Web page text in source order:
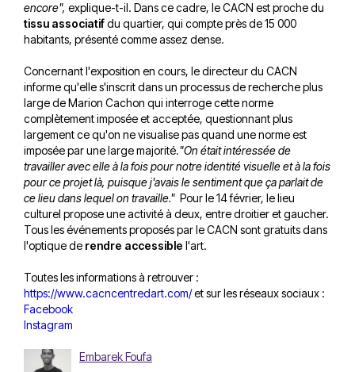
encore", explique-t-il. Dans ce cadre, le CACN est proche du
tissu associatifdu quartier, qui compte près de 15 000
habitants, présenté comme assez dense.
Concernant l'exposition en cours, le directeur du CACN
informe qu'elle s'inscrit dans un processus de recherche plus
large de Marion Cachon qui interroge cette norme
complètement imposée et acceptée, questionnant plus
largement ce qu'on ne visualise pas quand une norme est
imposée par une large majorité."On était intéressée de
travailler avec elle à la fois pour notre identité visuelle et à la fois
pour ce projet là, puisque j'avais le sentiment que ça parlait de
ce lieu dans lequel on travaille." Pour le 14 février, le lieu
culturel propose une activité à deux, entre droitier et gaucher.
Tous les événements proposés par le CACN sont gratuits dans
l'optique de rendre accessible l'art.
Toutes les informations à retrouver :
https://www.cacncentredart.com/et sur les réseaux sociaux :
Facebook
Instagram
Embarek Foufa